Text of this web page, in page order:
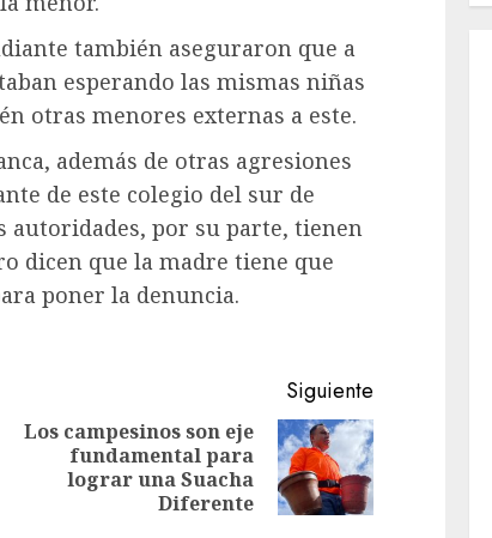
también aseguraron que a
esperando las mismas niñas
otras menores externas a este.
además de otras agresiones
de este colegio del sur de
autoridades, por su parte, tienen
dicen que la madre tiene que
poner la denuncia.
Entrada
anterior:
Siguiente
Siguiente
entrada:
Los campesinos son eje
fundamental para
lograr una Suacha
Diferente